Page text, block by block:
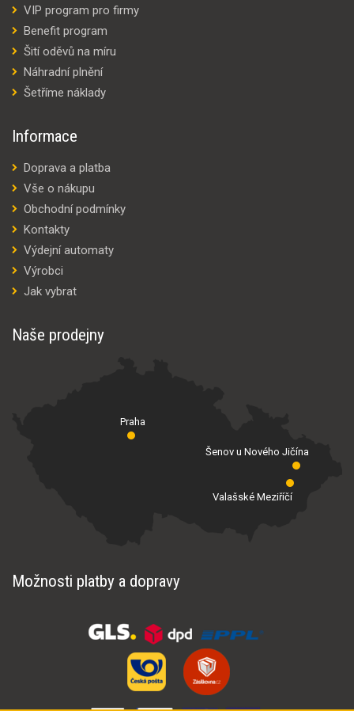
VIP program pro firmy
Benefit program
Šití oděvů na míru
Náhradní plnění
Šetříme náklady
Informace
Doprava a platba
Vše o nákupu
Obchodní podmínky
Kontakty
Výdejní automaty
Výrobci
Jak vybrat
Naše prodejny
Praha
Valašské Meziříčí
Šenov u Nového Jičína
Možnosti platby a dopravy